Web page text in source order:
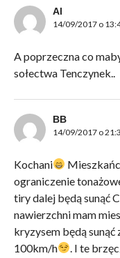
Al
14/09/2017 o
A poprzeczna co
sołectwa Tenczynek..
BB
14/09/2017 o
Kochani
ograniczenie
tiry dalej będą sunąć
nawierzchni mam
kryzysem będą
100km/h
. I te